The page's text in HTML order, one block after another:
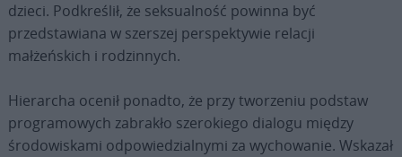
dzieci. Podkreślił, że seksualność powinna być
przedstawiana w szerszej perspektywie relacji
małżeńskich i rodzinnych.
Hierarcha ocenił ponadto, że przy tworzeniu podstaw
programowych zabrakło szerokiego dialogu między
środowiskami odpowiedzialnymi za wychowanie. Wskazał